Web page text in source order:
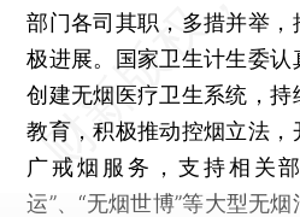
部门各司其职，多措并举
极进展。国家卫生计生委
创建无烟医疗卫生系统，
教育，积极推动控烟立法
广戒烟服务，支持相关
运”、“无烟世博”等大型无